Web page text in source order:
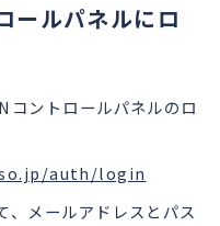
ールパネルにロ
コントロールパネルのロ
auth/login
メールアドレスとパス